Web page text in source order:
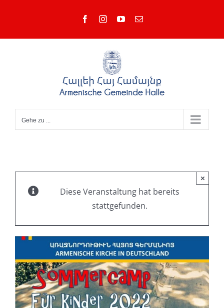
FacebookInstagramYouTube
E-
Gehe zu ...
Diese Veranstaltung hat bereits
stattgefunden.
×